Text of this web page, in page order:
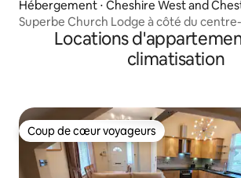
Hébergement ⋅ Cheshire West and
Superbe Church Lodge à côté du
Locations
climatisation
Coup de cœur voyageurs
Coup de cœur voyageurs